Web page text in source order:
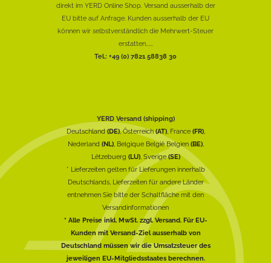
direkt im YERD Online Shop. Versand ausserhalb der
EU bitte auf Anfrage. Kunden ausserhalb der EU
können wir selbstverständlich die Mehrwert-Steuer
erstatten......
Tel.: +49 (0) 7821 58838 30
YERD Versand (shipping)
Deutschland(DE), Österreich(AT), France (FR),
Nederland (NL), Belgique België Belgien (BE),
Lëtzebuerg (LU), Sverige(SE)
* Lieferzeiten gelten für Lieferungen innerhalb
Deutschlands, Lieferzeiten für andere Länder
entnehmen Sie bitte der Schaltfläche mit den
Versandinformationen
* Alle Preise inkl. MwSt. zzgl. Versand. Für EU-
Kunden mit Versand-Ziel ausserhalb von
Deutschland müssen wir die Umsatzsteuer des
jeweiligen EU-Mitgliedsstaates berechnen.